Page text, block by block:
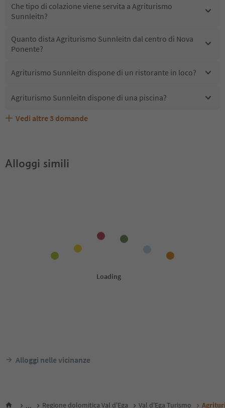
Che tipo di colazione viene servita a Agriturismo
Sunnleitn?
Quanto dista Agriturismo Sunnleitn dal centro di Nova
Ponente?
Agriturismo Sunnleitn dispone di un ristorante in loco?
Agriturismo Sunnleitn dispone di una piscina?
Agriturismo Sunnleitn accetta animali domestici?
Quali servizi/attività sono disponibili presso Agriturismo
Gli ospiti di Agriturismo Sunnleitn ricevono l'Alto Adige
Vedi altre 3 domande
Alloggi simili
Alloggi nelle vicinanze
... Regione dolomitica Val d'Ega Val d'Ega Turismo